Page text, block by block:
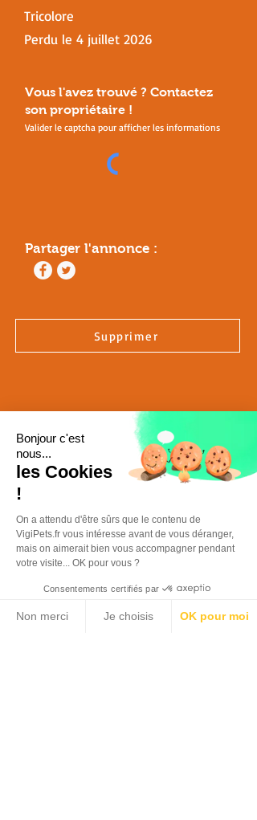
Tricolore
Perdu le4 juillet 2026
Vous l'avez trouvé ? Contactez
son propriétaire !
Valider le captcha pour afficher les informations
Partager l'annonce :
Supprimer
Bonjour c'est
nous...
les Cookies
!
On a attendu d'être sûrs que le contenu de
VigiPets.fr vous intéresse avant de vous déranger,
mais on aimerait bien vous accompagner pendant
votre visite... OK pour vous ?
Consentements certifiés par
Non merci Je choisis OK pour moi